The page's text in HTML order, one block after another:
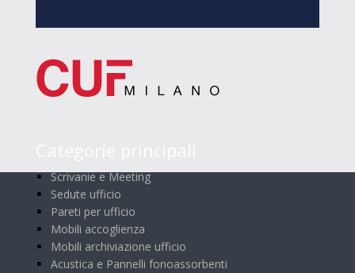
Scrivanie e Meeting
Sedute ufficio
Pareti per ufficio
Mobili accoglienza
Mobili archiviazione ufficio
Acustica e Pannelli fonoassorbenti